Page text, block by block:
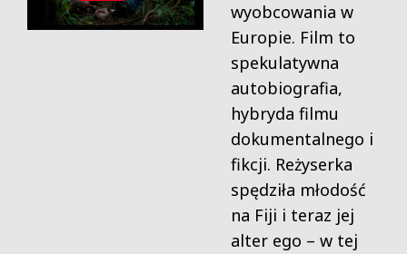
wyobcowania w
Europie. Film to
spekulatywna
autobiografia,
hybryda filmu
dokumentalnego i
fikcji. Reżyserka
spędziła młodość
na Fiji i teraz jej
alter ego – w tej